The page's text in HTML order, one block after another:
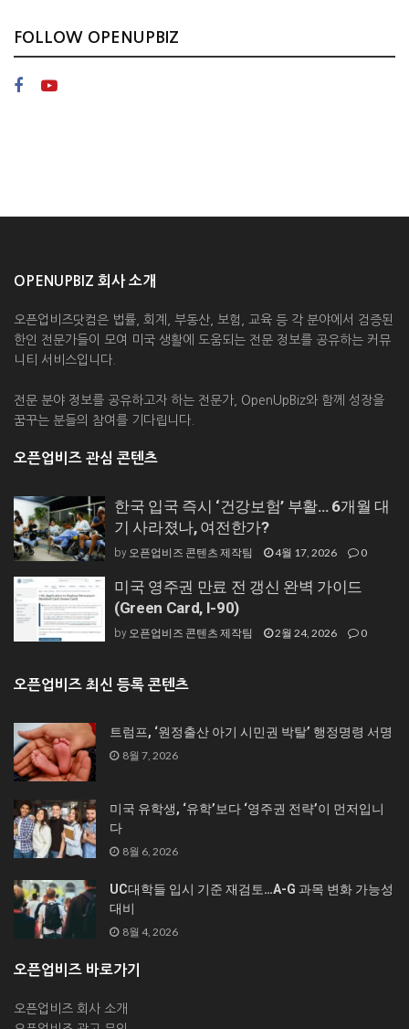
FOLLOW OPENUPBIZ
OPENUPBIZ 회사 소개
오픈업비즈닷컴은 법률, 회계, 부동산, 보험, 교육 등 각 분야에서 검증된
한인 전문가들이 모여 미국 생활에 도움되는 전문 정보를 공유하는 커뮤
니티 서비스입니다.
전문 분야 정보를 공유하고자 하는 전문가, OpenUpBiz와 함께 성장을
꿈꾸는 분들의 참여를 기다립니다.
오픈업비즈 관심 콘텐츠
한국 입국 즉시 ‘건강보험’ 부활… 6개월 대
기 사라졌나, 여전한가?
by 오픈업비즈 콘텐츠 제작팀 4월 17, 2026 0
미국 영주권 만료 전 갱신 완벽 가이드
(Green Card, I-90)
by 오픈업비즈 콘텐츠 제작팀 2월 24, 2026 0
오픈업비즈 최신 등록 콘텐츠
트럼프, ‘원정출산 아기 시민권 박탈’ 행정명령 서명
8월 7, 2026
미국 유학생, ‘유학’보다 ‘영주권 전략’이 먼저입니
다
8월 6, 2026
UC대학들 입시 기준 재검토…A-G 과목 변화 가능성
대비
8월 4, 2026
오픈업비즈 바로가기
오픈업비즈 회사 소개